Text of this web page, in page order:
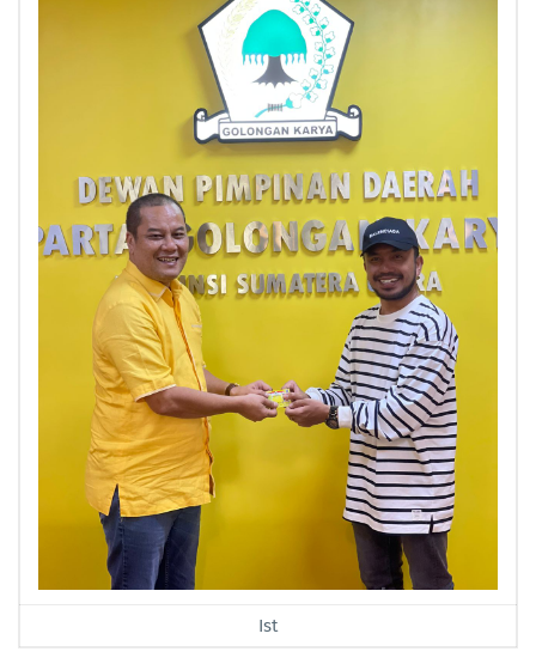
Ist